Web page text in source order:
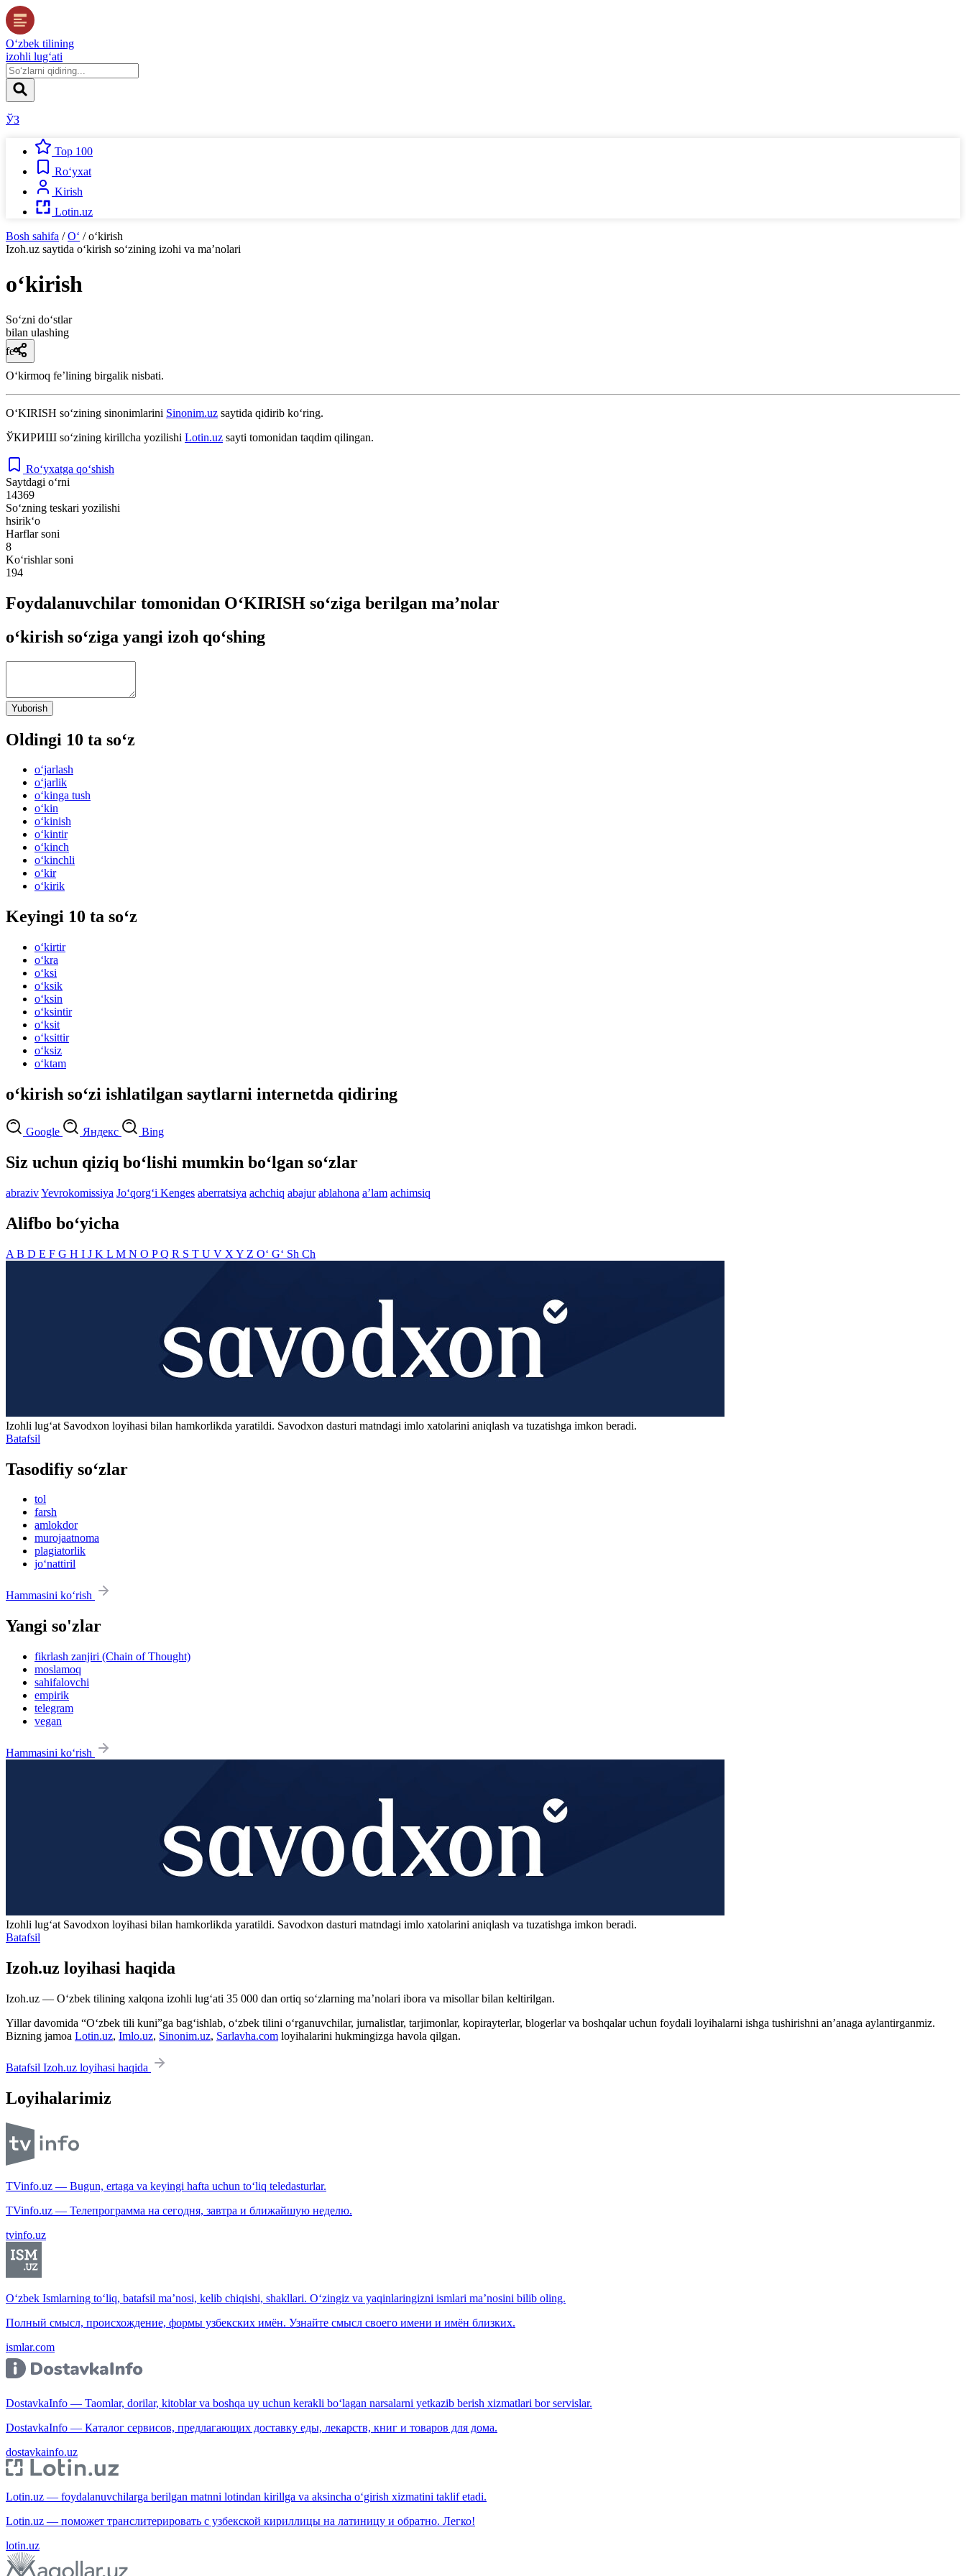
O‘zbek tilining
izohli lug‘ati
ЎЗ
Top 100
Ro‘yxat
Kirish
Lotin.uz
Bosh sahifa / O‘ / o‘kirish
Izoh.uz saytida o‘kirish so‘zining izohi va ma’nolari
o‘kirish
So‘zni do‘stlar
bilan ulashing
fe’l
Oʻkirmoq feʼlining birgalik nisbati.
O‘KIRISH so‘zining sinonimlarini Sinonim.uz saytida qidirib ko‘ring.
ЎКИРИШ so‘zining kirillcha yozilishi Lotin.uz sayti tomonidan taqdim qilingan.
Ro‘yxatga qo‘shish
Saytdagi o‘rni
14369
So‘zning teskari yozilishi
hsirik‘o
Harflar soni
8
Ko‘rishlar soni
194
Foydalanuvchilar tomonidan O‘KIRISH so‘ziga berilgan ma’nolar
o‘kirish so‘ziga yangi izoh qo‘shing
Yuborish
Oldingi 10 ta so‘z
o‘jarlash
o‘jarlik
o‘kinga tush
o‘kin
o‘kinish
o‘kintir
o‘kinch
o‘kinchli
o‘kir
o‘kirik
Keyingi 10 ta so‘z
o‘kirtir
o‘kra
o‘ksi
o‘ksik
o‘ksin
o‘ksintir
o‘ksit
o‘ksittir
o‘ksiz
o‘ktam
o‘kirish so‘zi ishlatilgan saytlarni internetda qidiring
Google Яндекс Bing
Siz uchun qiziq bo‘lishi mumkin bo‘lgan so‘zlar
abrazivYevrokomissiya Jo‘qorg‘i Kenges aberratsiya achchiq abajur ablahona aʼlam achimsiq
Alifbo bo‘yicha
A B D E F G H I J K L M N O PQ R S T U V X Y Z O‘ G‘ Sh Ch
Izohli lugʻat Savodxon loyihasi bilan hamkorlikda yaratildi. Savodxon dasturi matndagi imlo xatolarini aniqlash va tuzatishga imkon beradi.
Batafsil
Tasodifiy so‘zlar
tol
farsh
amlokdor
murojaatnoma
plagiatorlik
jo‘nattiril
Hammasini ko‘rish
Yangi so'zlar
fikrlash zanjiri (Chain of Thought)
moslamoq
sahifalovchi
empirik
telegram
vegan
Hammasini ko‘rish
Izohli lugʻat Savodxon loyihasi bilan hamkorlikda yaratildi. Savodxon dasturi matndagi imlo xatolarini aniqlash va tuzatishga imkon beradi.
Batafsil
Izoh.uz loyihasi haqida
Izoh.uz — O‘zbek tilining xalqona izohli lug‘ati 35 000 dan ortiq so‘zlarning ma’nolari ibora va misollar bilan keltirilgan.
Yillar davomida “O‘zbek tili kuni”ga bag‘ishlab, o‘zbek tilini o‘rganuvchilar, jurnalistlar, tarjimonlar, kopirayterlar, blogerlar va boshqalar uchun foydali loyihalarni ishga tushirishni an’anaga aylantirganmiz.
Bizning jamoa Lotin.uz, Imlo.uz, Sinonim.uz, Sarlavha.com loyihalarini hukmingizga havola qilgan.
Batafsil Izoh.uz loyihasi haqida
Loyihalarimiz
TVinfo.uz — Bugun, ertaga va keyingi hafta uchun to‘liq teledasturlar.
TVinfo.uz — Телепрограмма на сегодня, завтра и ближайшую неделю.
tvinfo.uz
O‘zbek Ismlarning to‘liq, batafsil ma’nosi, kelib chiqishi, shakllari. O‘zingiz va yaqinlaringizni ismlari ma’nosini bilib oling.
Полный смысл, происхождение, формы узбекских имён. Узнайте смысл своего имени и имён близких.
ismlar.com
DostavkaInfo — Taomlar, dorilar, kitoblar va boshqa uy uchun kerakli bo‘lagan narsalarni yetkazib berish xizmatlari bor servislar.
DostavkaInfo — Каталог сервисов, предлагающих доставку еды, лекарств, книг и товаров для дома.
dostavkainfo.uz
Lotin.uz — foydalanuvchilarga berilgan matnni lotindan kirillga va aksincha o‘girish xizmatini taklif etadi.
Lotin.uz — поможет транслитерировать с узбекской кириллицы на латиницу и обратно. Легко!
lotin.uz